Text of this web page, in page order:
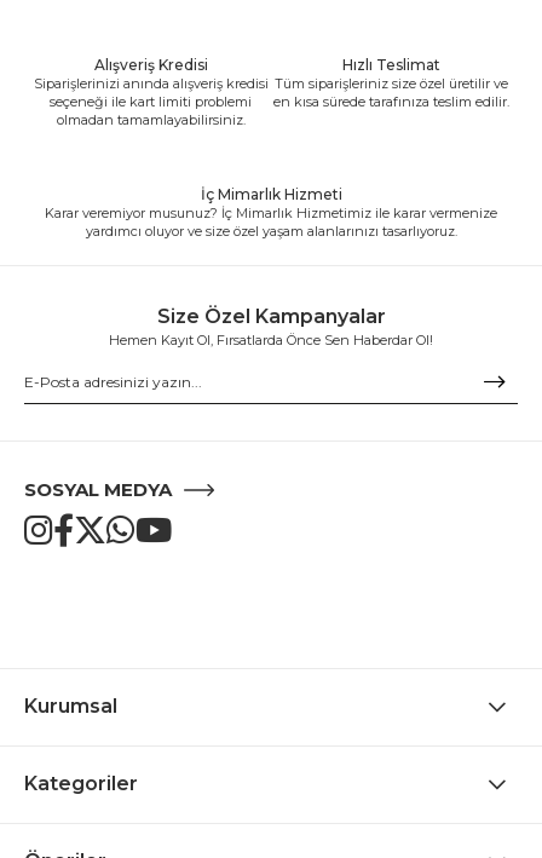
Alışveriş Kredisi
Siparişlerinizi anında alışveriş kredisi
seçeneği ile kart limiti problemi
olmadan tamamlayabilirsiniz.
Hızlı Teslimat
Tüm siparişleriniz size özel üretilir ve
en kısa sürede tarafınıza teslim edilir.
İç Mimarlık Hizmeti
Karar veremiyor musunuz? İç Mimarlık Hizmetimiz ile karar vermenize
yardımcı oluyor ve size özel yaşam alanlarınızı tasarlıyoruz.
Size Özel Kampanyalar
Hemen Kayıt Ol, Fırsatlarda Önce Sen Haberdar Ol!
SOSYAL MEDYA
Kurumsal
Kategoriler